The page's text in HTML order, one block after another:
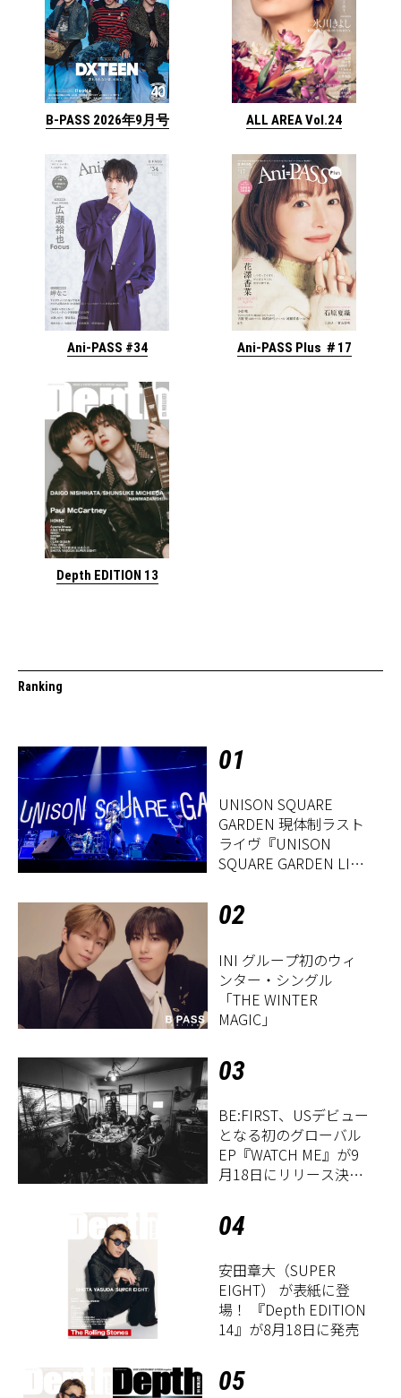
B-PASS 2026年9月号 ALL AREA Vol.24
Ani-PASS #34 Ani-PASS Plus ＃17
Depth EDITION 13
Ranking
01
UNISON SQUARE
GARDEN 現体制ラスト
ライヴ『UNISON
SQUARE GARDEN LIVE
Period」』レポート
02
INI グループ初のウィ
ンター・シングル
「THE WINTER
MAGIC」
03
BE:FIRST、USデビュー
となる初のグローバル
EP『WATCH ME』が9
月18日にリリース決
04
安田章大（SUPER
EIGHT） が表紙に登
場！ 『Depth EDITION
14』が8月18日に発売
05